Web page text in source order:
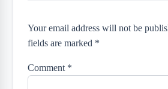
Your email address will not be
fields are marked *
Comment *